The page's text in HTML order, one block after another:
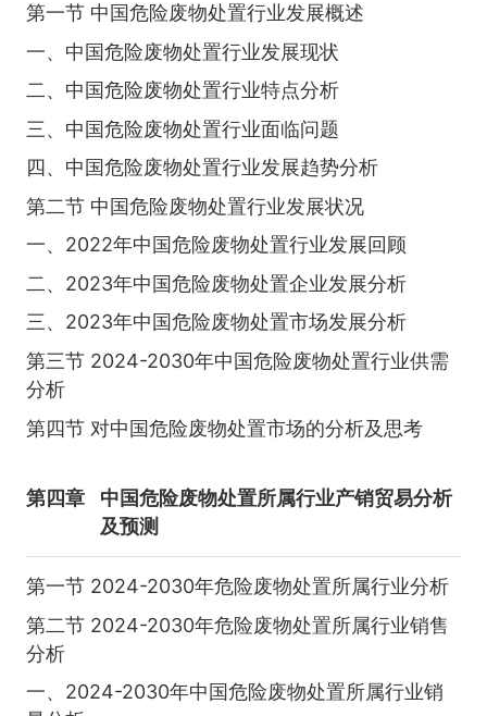
第一节 中国危险废物处置行业发展概述
一、中国危险废物处置行业发展现状
二、中国危险废物处置行业特点分析
三、中国危险废物处置行业面临问题
四、中国危险废物处置行业发展趋势分析
第二节 中国危险废物处置行业发展状况
一、2022年中国危险废物处置行业发展回顾
二、2023年中国危险废物处置企业发展分析
三、2023年中国危险废物处置市场发展分析
第三节 2024-2030年中国危险废物处置行业供需
分析
第四节 对中国危险废物处置市场的分析及思考
第四章
中国危险废物处置所属行业产销贸易分析
及预测
第一节 2024-2030年危险废物处置所属行业分析
第二节 2024-2030年危险废物处置所属行业销售
分析
一、2024-2030年中国危险废物处置所属行业销